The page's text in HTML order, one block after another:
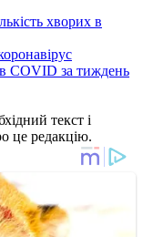
хворих в
COVID за тиждень
текст і
це редакцію.